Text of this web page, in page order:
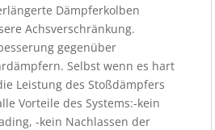
Dämpferkolben
Achsverschränkung.
gegenüber
Selbst wenn es hart
Leistung des Stoßdämpfers
Vorteile des Systems:-kein
-kein Nachlassen der